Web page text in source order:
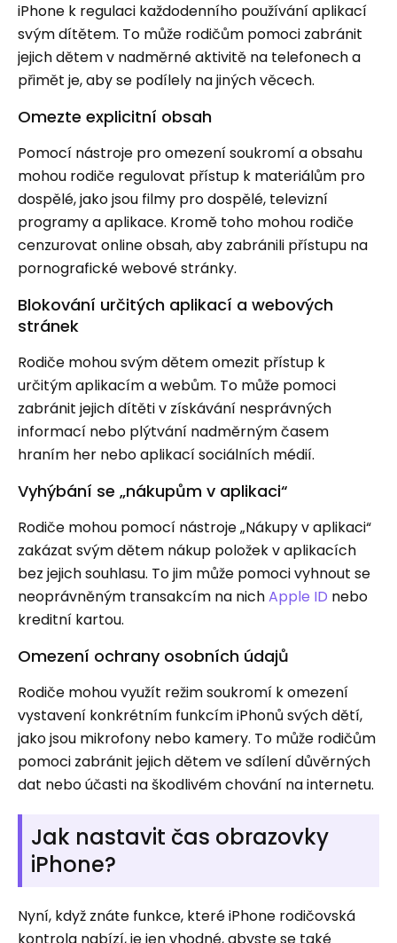
iPhone k regulaci každodenního používání aplikací
svým dítětem. To může rodičům pomoci zabránit
jejich dětem v nadměrné aktivitě na telefonech a
přimět je, aby se podílely na jiných věcech.
Omezte explicitní obsah
Pomocí nástroje pro omezení soukromí a obsahu
mohou rodiče regulovat přístup k materiálům pro
dospělé, jako jsou filmy pro dospělé, televizní
programy a aplikace. Kromě toho mohou rodiče
cenzurovat online obsah, aby zabránili přístupu na
pornografické webové stránky.
Blokování určitých aplikací a webových
stránek
Rodiče mohou svým dětem omezit přístup k
určitým aplikacím a webům. To může pomoci
zabránit jejich dítěti v získávání nesprávných
informací nebo plýtvání nadměrným časem
hraním her nebo aplikací sociálních médií.
Vyhýbání se „nákupům v aplikaci“
Rodiče mohou pomocí nástroje „Nákupy v aplikaci“
zakázat svým dětem nákup položek v aplikacích
bez jejich souhlasu. To jim může pomoci vyhnout se
neoprávněným transakcím na nichApple ID nebo
kreditní kartou.
Omezení ochrany osobních údajů
Rodiče mohou využít režim soukromí k omezení
vystavení konkrétním funkcím iPhonů svých dětí,
jako jsou mikrofony nebo kamery. To může rodičům
pomoci zabránit jejich dětem ve sdílení důvěrných
dat nebo účasti na škodlivém chování na internetu.
Jak nastavit čas obrazovky
iPhone?
Nyní, když znáte funkce, které iPhone rodičovská